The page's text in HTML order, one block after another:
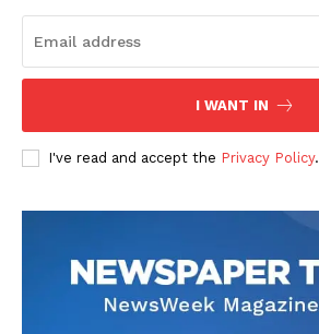
DOWNLOAD NOW
I WANT IN
I've read and accept the Privacy Policy.